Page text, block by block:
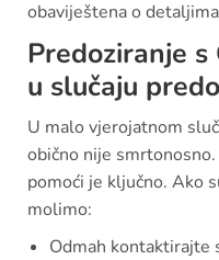
obaviještena o
Predoziranje
u slučaju
U malo vjerojatnom
obično nije
pomoći je ključno. Ako
molimo:
Odmah kontaktirajte